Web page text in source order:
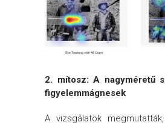
2. mítosz: A nagyméretű
figyelemmágnesek
A vizsgálatok